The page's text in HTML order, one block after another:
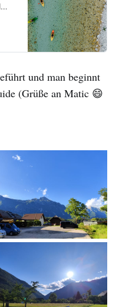
und man beginnt
(Grüße an Matic 😄